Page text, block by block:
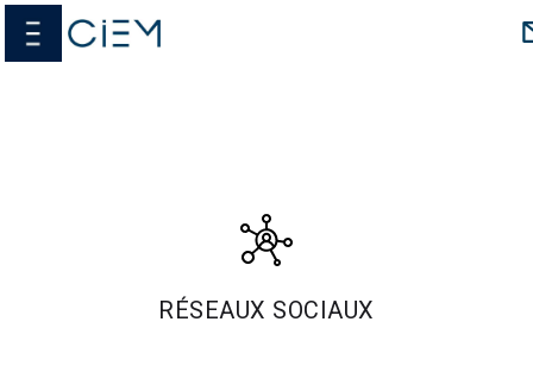
menu
RÉSEAUX SOCIAUX